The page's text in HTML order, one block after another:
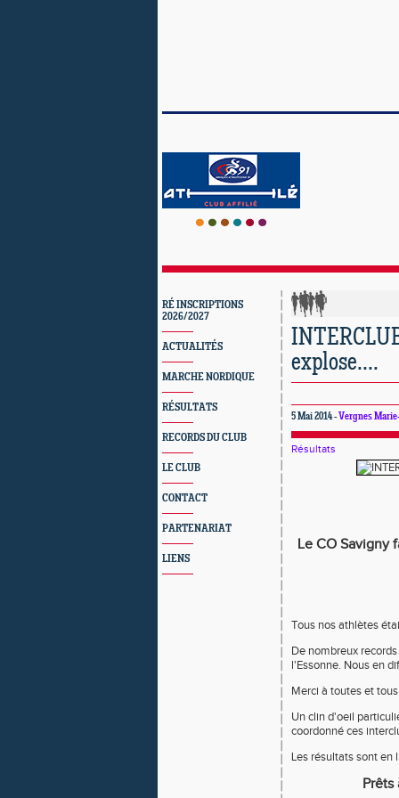
RÉ INSCRIPTIONS
2026/2027
ACTUALITÉS
MARCHE NORDIQUE
RÉSULTATS
RECORDS DU CLUB
LE CLUB
CONTACT
PARTENARIAT
LIENS
explose....
5 Mai 2014 - Vergnes
Résultats
Le CO Savigny
Tous nos athlètes
De nombreux
l'Essonne. Nous en
Merci à toutes et
Un clin d'oeil
coordonné ces
Les résultats sont en
Prêts